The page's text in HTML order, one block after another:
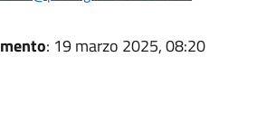
: 19 marzo 2025, 08:20